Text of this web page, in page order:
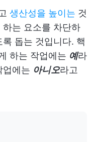
생산성을 높이는 것
는 요소를 차단하
돕는 것입니다. 핵
하는 작업에는 예라
업에는 아니오라고